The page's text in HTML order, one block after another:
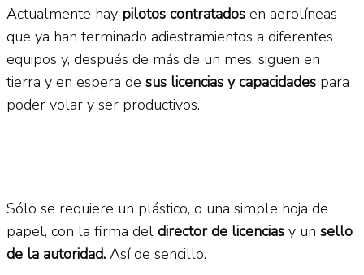
Actualmente hay pilotos contratados en aerolíneas
que ya han terminado adiestramientos a diferentes
equipos y, después de más de un mes, siguen en
tierra y en espera de sus licencias y capacidades para
poder volar y ser productivos.
Sólo se requiere un plástico, o una simple hoja de
papel, con la firma del director de licencias y un sello
de la autoridad. Así de sencillo.